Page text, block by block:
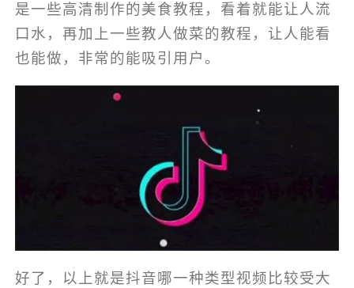
是一些高清制作的美食教程，看着就能让人流
口水，再加上一些教人做菜的教程，让人能看
也能做，非常的能吸引用户。
好了，以上就是抖音哪一种类型视频比较受大